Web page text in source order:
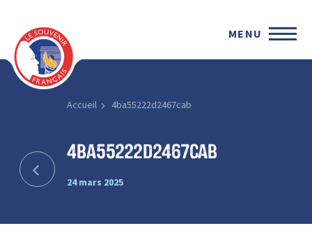
MENU
Accueil 4ba55222d2467cab
4ba55222d2467cab
24 mars 2025